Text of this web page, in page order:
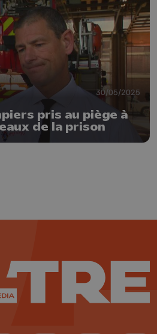
30/05/2025
pris au piège à
de la prison